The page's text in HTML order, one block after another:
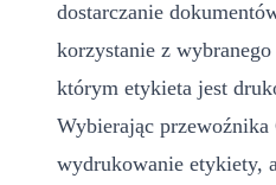
dostarczanie
korzystanie z
którym etykieta jest
Wybierając
wydrukowanie etykiety,